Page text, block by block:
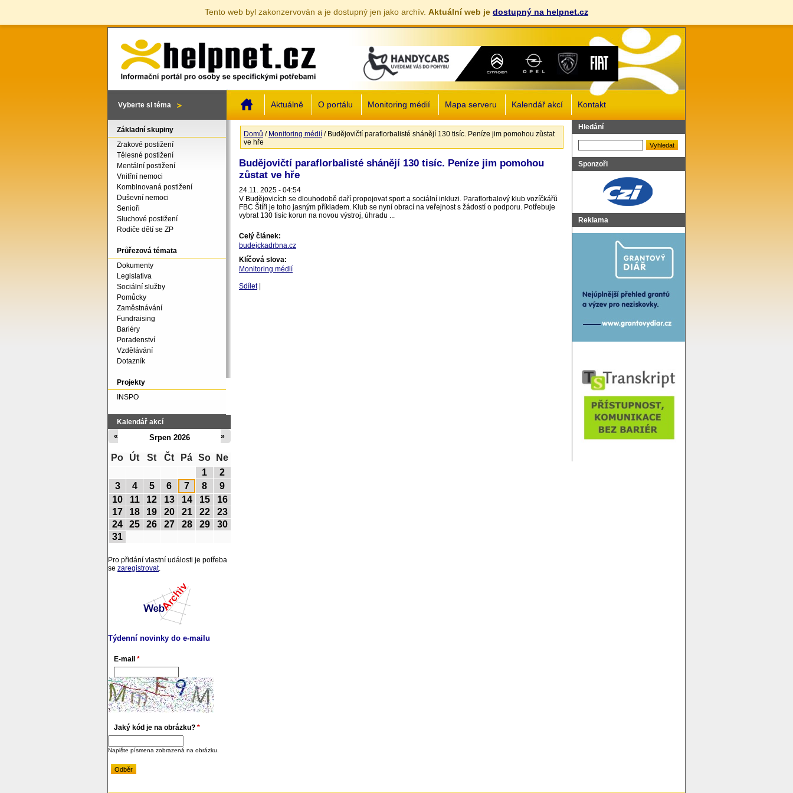
Tento web byl zakonzervován a je dostupný jen jako archív. Aktuální web je dostupný na helpnet.cz
Vyberte si téma Aktuálně O portálu Monitoring médií Mapa serveru Kalendář akcí Kontakt
Jste zde
Domů / Monitoring médií / Budějovičtí paraflorbalisté shánějí 130 tisíc. Peníze jim pomohou zůstat
ve hře
Budějovičtí paraflorbalisté shánějí 130 tisíc. Peníze jim pomohou
zůstat ve hře
24.11. 2025 - 04:54
V Budějovicích se dlouhodobě daří propojovat sport a sociální inkluzi. Paraflorbalový klub vozíčkářů
FBC Štíři je toho jasným příkladem. Klub se nyní obrací na veřejnost s žádostí o podporu. Potřebuje
vybrat 130 tisíc korun na novou výstroj, úhradu ...
Celý článek:
budejckadrbna.cz
Klíčová slova:
Monitoring médií
Sdílet
Základní skupiny
Zrakové postižení
Tělesné postižení
Mentální postižení
Vnitřní nemoci
Kombinovaná postižení
Duševní nemoci
Senioři
Sluchové postižení
Rodiče dětí se ZP
Průřezová témata
Dokumenty
Legislativa
Sociální služby
Pomůcky
Zaměstnávání
Fundraising
Bariéry
Poradenství
Vzdělávání
Dotazník
Projekty
INSPO
Kalendář akcí
Srpen 2026
« »
Po Út St Čt Pá So
Ne
1
2
3
4 5 6 7 8
9
10
11 12 13 14 15
16
17
18 19 20 21 22
23
24
25 26 27 28 29
30
31
Pro přidání vlastní události je potřeba
se zaregistrovat.
Týdenní novinky do e-mailu
E-mail *
Jaký kód je na obrázku? *
Napište písmena zobrazená na obrázku.
Hledání
Sponzoři
Reklama